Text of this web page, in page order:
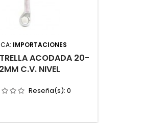
IMPORTACIONES
ACODADA 20-
C.V. NIVEL
Reseña(s): 0